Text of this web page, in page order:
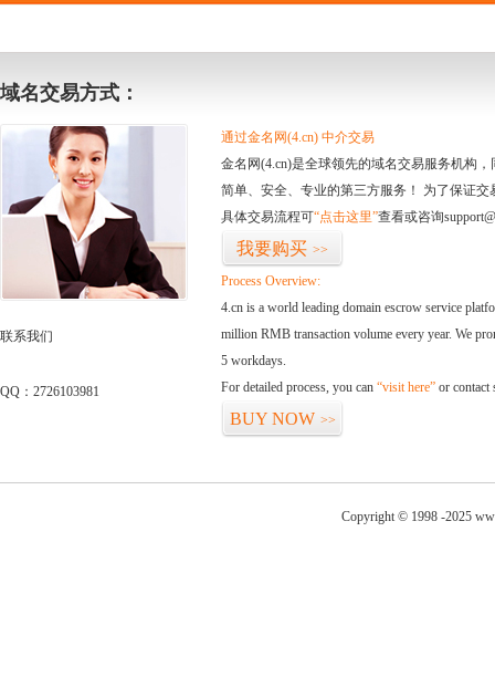
域名交易方式：
联系我们
QQ：2726103981
通过金名网(4.cn) 中介交易
金名网(4.cn)是全球领先的域名交易服务机构
简单、安全、专业的第三方服务！ 为了保证
具体交易流程可“点击这里”查看或咨询
我要购买 >>
Process Overview:
4.cn is a world leading domain escrow service
million RMB transaction volume every year. We
5 workdays.
For detailed process, you can “visit here” or contact
BUY NOW >>
Copyright © 1998 -2025